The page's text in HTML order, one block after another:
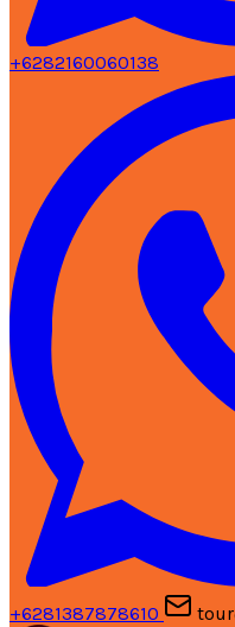
+6282160060138
+6281387878610